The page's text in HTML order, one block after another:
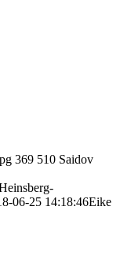
369 510 Saidov
06-25 14:18:46Eike